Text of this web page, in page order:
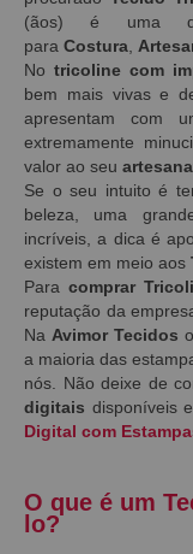
(ãos) é uma
para Costura
No tricoline com
bem mais vivas e
apresentam com
extremamente
valor ao seu
Se o seu intuito é
beleza, uma
incríveis, a dica é
existem em meio aos
Para comprar
reputação da
Na Avimor Tecidos o
a maioria das
nós. Não deixe de
digitais disponíveis
Digital com
O que é um
lo?